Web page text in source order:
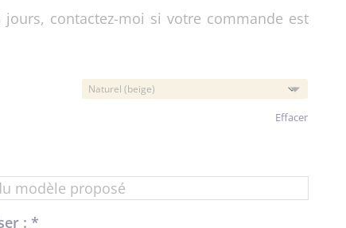
jours, contactez-moi si votre commande est
Effacer
: *